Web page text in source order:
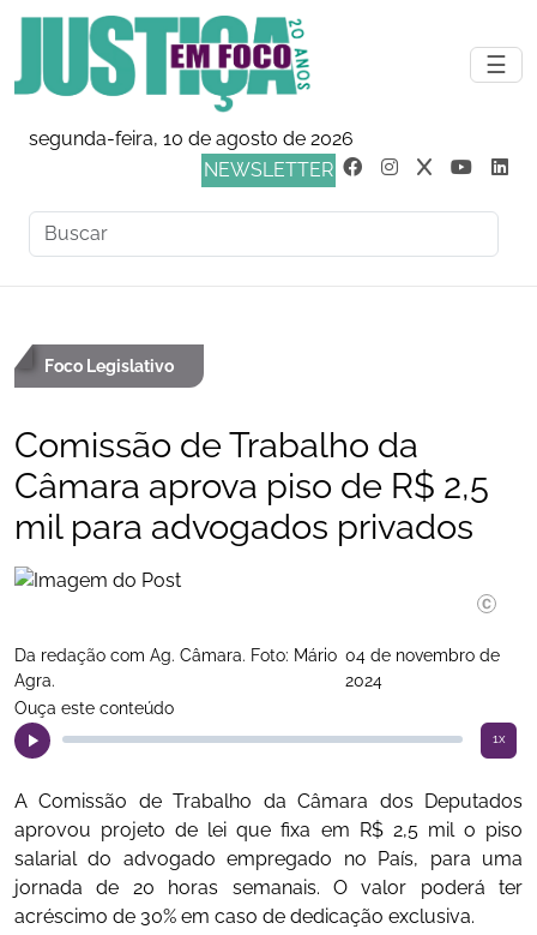
☰
segunda-feira, 10 de agosto de 2026
NEWSLETTER
Foco Legislativo
Comissão de Trabalho da
Câmara aprova piso de R$ 2,5
mil para advogados privados
Da redação com Ag. Câmara. Foto: Mário
Agra.
04 de novembro de
2024
Ouça este conteúdo
1x
A Comissão de Trabalho da Câmara dos Deputados
aprovou projeto de lei que fixa em R$ 2,5 mil o piso
salarial do advogado empregado no País, para uma
jornada de 20 horas semanais. O valor poderá ter
acréscimo de 30% em caso de dedicação exclusiva.